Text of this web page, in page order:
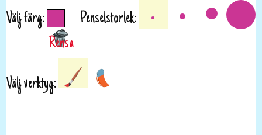
Välj färg: Penselstorlek:
Välj verktyg: